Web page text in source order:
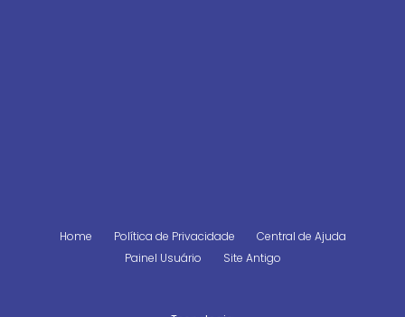
Home Política de Privacidade
Central de Ajuda
Painel Usuário
Site Antigo